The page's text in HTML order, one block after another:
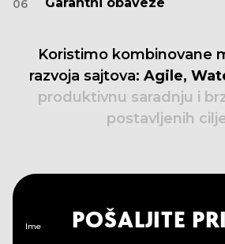
06
Koristimo kombinovane
razvoja sajtova: Agile,
produktivnu saradnju i
postavljenih
Ime POŠALJITE